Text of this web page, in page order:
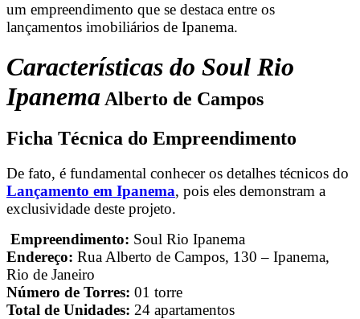
um empreendimento que se destaca entre os
lançamentos imobiliários de Ipanema.
Características do Soul Rio
Ipanema Alberto de Campos
Ficha Técnica do Empreendimento
De fato, é fundamental conhecer os detalhes técnicos do
Lançamento em Ipanema, pois eles demonstram a
exclusividade deste projeto.
Empreendimento: Soul Rio Ipanema
Endereço: Rua Alberto de Campos, 130 – Ipanema,
Rio de Janeiro
Número de Torres: 01 torre
Total de Unidades: 24 apartamentos